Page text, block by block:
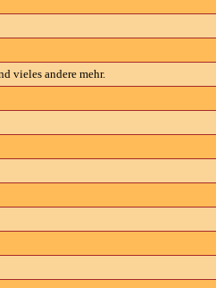
vieles andere mehr.